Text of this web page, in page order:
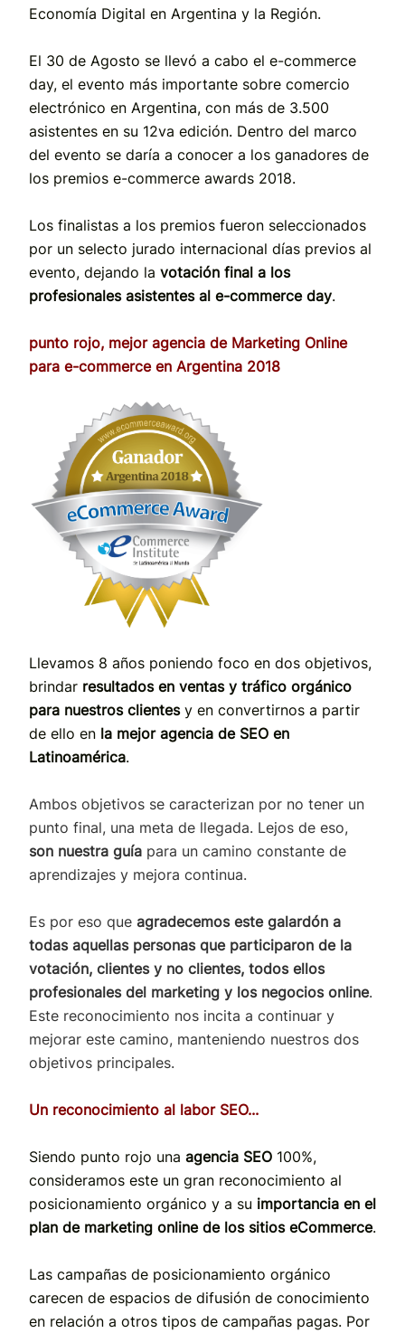
Economía Digital en Argentina y la Región.
El 30 de Agosto se llevó a cabo el e-commerce
day, el evento más importante sobre comercio
electrónico en Argentina, con más de 3.500
asistentes en su 12va edición. Dentro del marco
del evento se daría a conocer a los ganadores de
los premios e-commerce awards 2018.
Los finalistas a los premios fueron seleccionados
por un selecto jurado internacional días previos al
evento, dejando la votación final a los
profesionales asistentes al e-commerce day.
punto rojo, mejor agencia de Marketing Online
para e-commerce en Argentina 2018
Llevamos 8 años poniendo foco en dos objetivos,
brindar resultados en ventas y tráfico orgánico
para nuestros clientesy en convertirnos a partir
de ello en la mejor agencia de SEO en
Latinoamérica.
Ambos objetivos se caracterizan por no tener un
punto final, una meta de llegada. Lejos de eso,
son nuestra guía para un camino constante de
aprendizajes y mejora continua.
Es por eso que agradecemos este galardón a
todas aquellas personas que participaron de la
votación, clientes y no clientes, todos ellos
profesionales del marketing y los negocios online.
Este reconocimiento nos incita a continuar y
mejorar este camino, manteniendo nuestros dos
objetivos principales.
Un reconocimiento al labor SEO...
Siendo punto rojo una agencia SEO 100%,
consideramos este un gran reconocimiento al
posicionamiento orgánico y a su importancia en el
plan de marketing online de los sitios eCommerce.
Las campañas de posicionamiento orgánico
carecen de espacios de difusión de conocimiento
en relación a otros tipos de campañas pagas. Por